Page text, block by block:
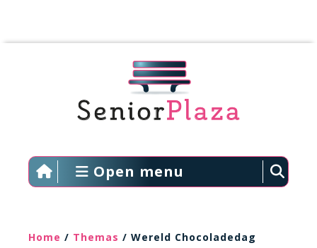
Open menu
Home / Themas / Wereld Chocoladedag